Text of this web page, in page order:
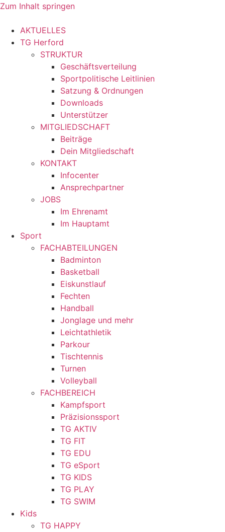
Zum Inhalt springen
AKTUELLES
TG Herford
STRUKTUR
Geschäftsverteilung
Sportpolitische Leitlinien
Satzung & Ordnungen
Downloads
Unterstützer
MITGLIEDSCHAFT
Beiträge
Dein Mitgliedschaft
KONTAKT
Infocenter
Ansprechpartner
JOBS
Im Ehrenamt
Im Hauptamt
Sport
FACHABTEILUNGEN
Badminton
Basketball
Eiskunstlauf
Fechten
Handball
Jonglage und mehr
Leichtathletik
Parkour
Tischtennis
Turnen
Volleyball
FACHBEREICH
Kampfsport
Präzisionssport
TG AKTIV
TG FIT
TG EDU
TG eSport
TG KIDS
TG PLAY
TG SWIM
Kids
TG HAPPY